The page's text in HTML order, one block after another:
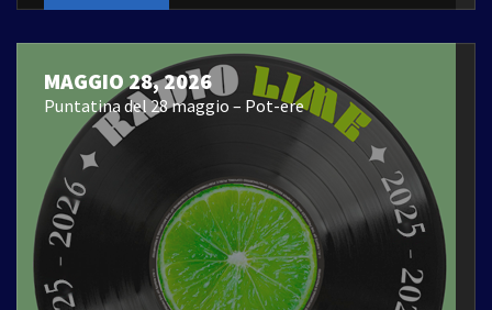
MAGGIO 28, 2026
Puntatina del 28 maggio – Pot-ere